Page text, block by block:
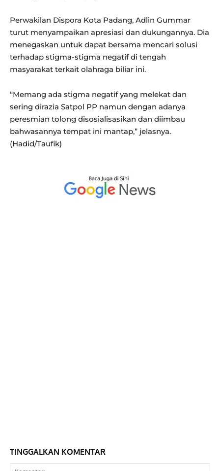
Perwakilan Dispora Kota Padang, Adlin Gummar
turut menyampaikan apresiasi dan dukungannya. Dia
menegaskan untuk dapat bersama mencari solusi
terhadap stigma-stigma negatif di tengah
masyarakat terkait olahraga biliar ini.
“Memang ada stigma negatif yang melekat dan
sering dirazia Satpol PP namun dengan adanya
peresmian tolong disosialisasikan dan diimbau
bahwasannya tempat ini mantap,” jelasnya.
(Hadid/Taufik)
TINGGALKAN KOMENTAR